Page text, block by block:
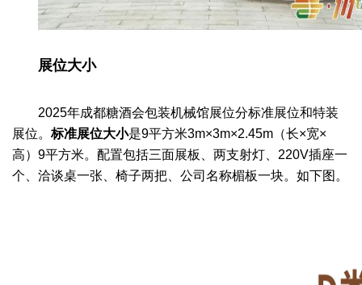
展位大小
2025年成都糖酒会包装机械馆展位分标准展位和特装
展位。 标准展位大小是9平方米3m×3m×2.45m（长×宽×
高）9平方米。配置包括三面展板、两支射灯、220V插座一
个、洽谈桌一张、椅子两把、公司名称楣板一块。如下图。